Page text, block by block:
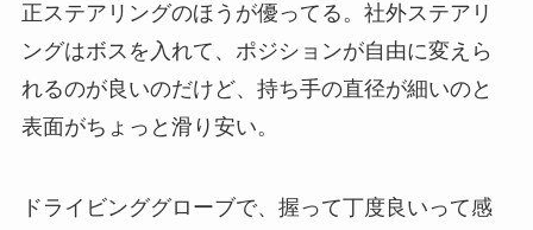
正ステアリングのほうが優ってる。社外ステアリ
ングはボスを入れて、ポジションが自由に変えら
れるのが良いのだけど、持ち手の直径が細いのと
表面がちょっと滑り安い。
ドライビンググローブで、握って丁度良いって感